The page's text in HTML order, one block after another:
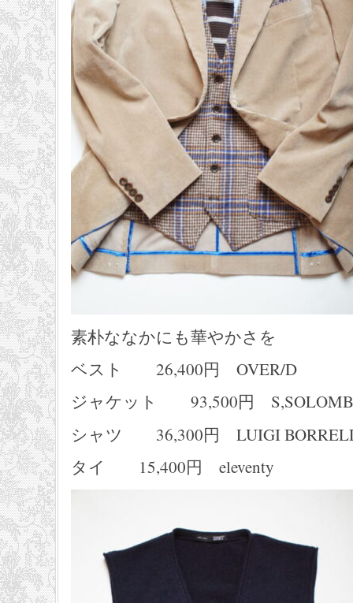
素朴ななかにも華やかさを
ベスト 26,400円 OVER/D
ジャケット 93,500円
シャツ 36,300円 LUIGI
タイ 15,400円 eleventy